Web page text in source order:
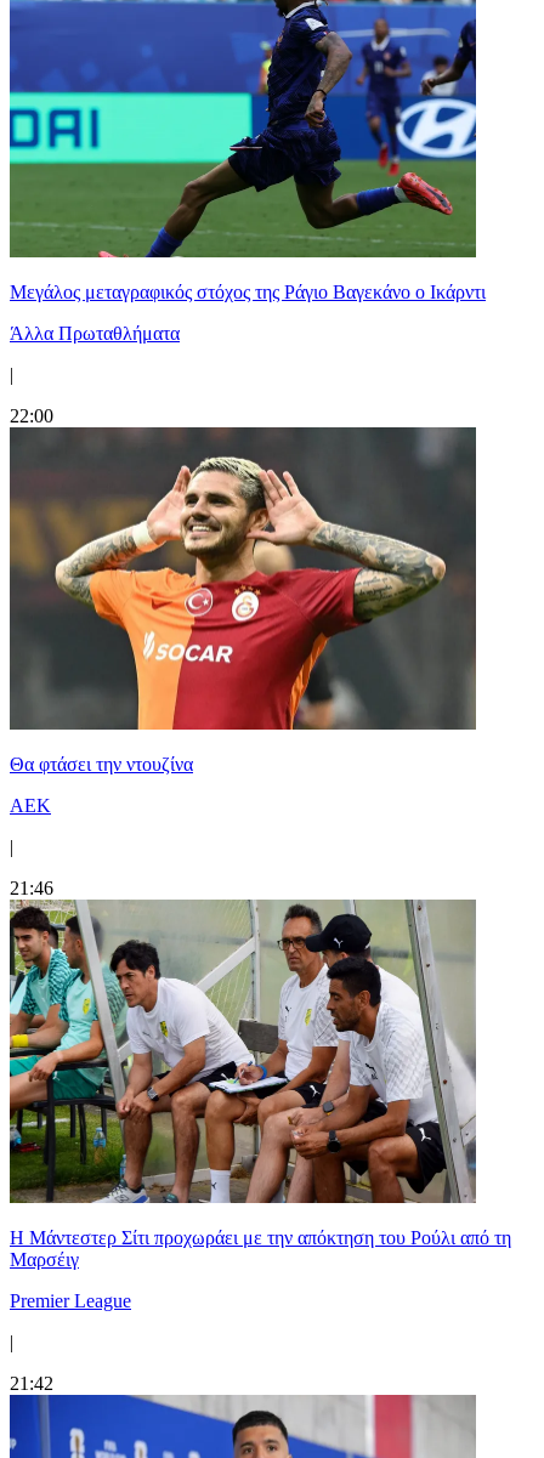
Μεγάλος μεταγραφικός στόχος της Ράγιο Βαγεκάνο ο Ικάρντι
Άλλα Πρωταθλήματα
|
22:00
Θα φτάσει την ντουζίνα
ΑΕΚ
|
21:46
Η Μάντεστερ Σίτι προχωράει με την απόκτηση του Ρούλι από τη
Μαρσέιγ
Premier League
|
21:42